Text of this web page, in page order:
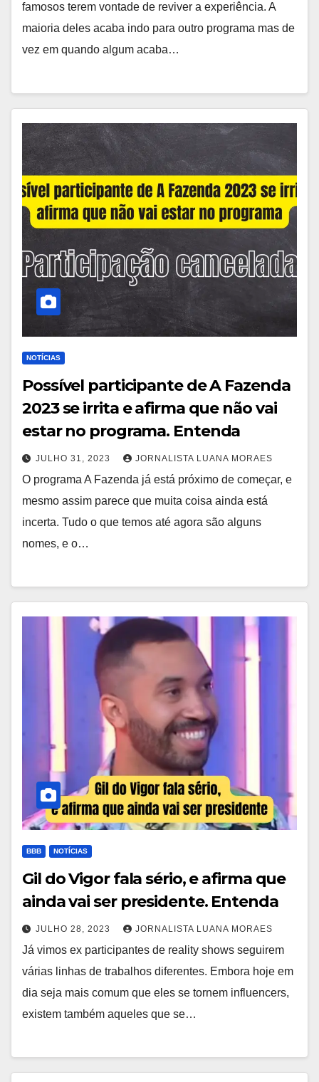
famosos terem vontade de reviver a experiência. A
maioria deles acaba indo para outro programa mas de
vez em quando algum acaba…
NOTÍCIAS
Possível participante de A Fazenda
2023 se irrita e afirma que não vai
estar no programa. Entenda
JULHO 31, 2023 JORNALISTA LUANA MORAES
O programa A Fazenda já está próximo de começar, e
mesmo assim parece que muita coisa ainda está
incerta. Tudo o que temos até agora são alguns
nomes, e o…
BBB NOTÍCIAS
Gil do Vigor fala sério, e afirma que
ainda vai ser presidente. Entenda
JULHO 28, 2023 JORNALISTA LUANA MORAES
Já vimos ex participantes de reality shows seguirem
várias linhas de trabalhos diferentes. Embora hoje em
dia seja mais comum que eles se tornem influencers,
existem também aqueles que se…